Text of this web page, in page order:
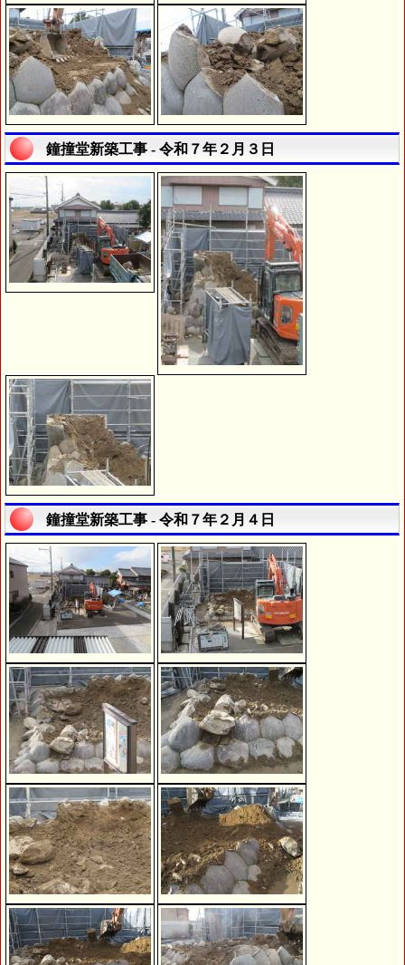
鐘撞堂新築工事 - 令和７年２月３日
鐘撞堂新築工事 - 令和７年２月４日